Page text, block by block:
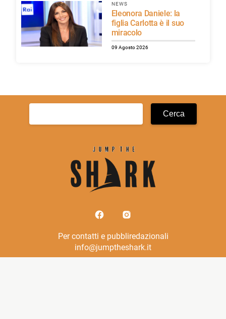
NEWS
Eleonora Daniele: la
figlia Carlotta è il suo
miracolo
09 Agosto 2026
Per contatti e pubbliredazionali
info@jumptheshark.it